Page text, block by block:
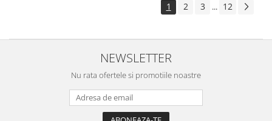
1 2 3 ... 12
NEWSLETTER
Nu rata ofertele si promotiile noastre